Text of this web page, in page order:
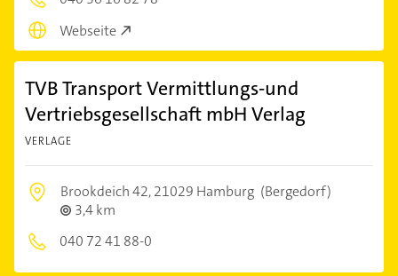
Webseite
TVB Transport Vermittlungs-und
Vertriebsgesellschaft mbH Verlag
VERLAGE
Brookdeich 42,21029 Hamburg (Bergedorf)
3,4 km
040 72 41 88-0